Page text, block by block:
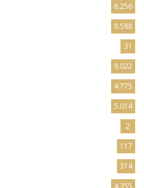
8.256
8.588
31
9.022
4.775
5.014
2
117
314